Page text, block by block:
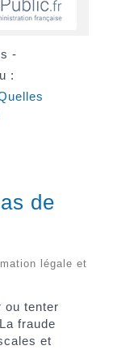
-
:
de
légale et
ou tenter
fraude
et